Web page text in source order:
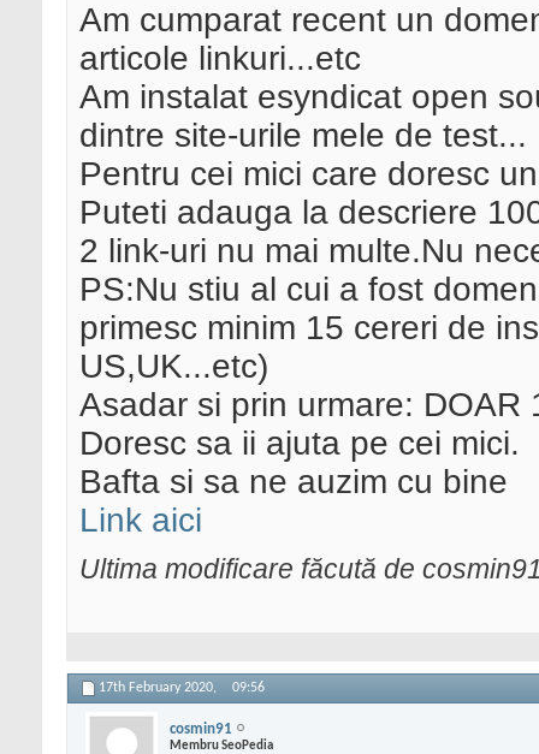
Am cumparat recent un
articole linkuri...etc
Am instalat esyndicat open
dintre site-urile mele de test...
Pentru cei mici care doresc
Puteti adauga la descriere
2 link-uri nu mai multe.Nu
PS:Nu stiu al cui a fost
primesc minim 15 cereri de
US,UK...etc)
Asadar si prin urmare:
Doresc sa ii ajuta pe cei mici.
Bafta si sa ne auzim cu bine
Link aici
Ultima modificare făcută de
17th February 2020, 09:56
cosmin91
Membru SeoPedia